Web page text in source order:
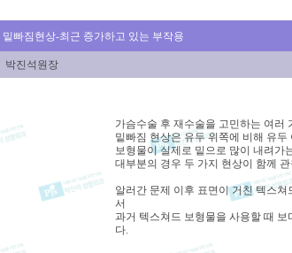
밑빠짐현상-최근 증가하고 있는 부작용
박진석원장
가슴수술 후 재수술을 고민하는 여러
밑빠짐 현상은 유두 위쪽에 비해 유
보형물이 실제로 밑으로 많이 내려가
대부분의 경우 두 가지 현상이 함께 관
알러간 문제 이후 표면이 거친 텍스
서
과거 텍스쳐드 보형물을 사용할 때
다.